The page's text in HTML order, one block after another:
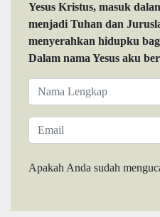
Yesus Kristus, masuk
menjadi Tuhan dan
menyerahkan hidupku
Dalam nama Yesus aku
Apakah Anda sudah